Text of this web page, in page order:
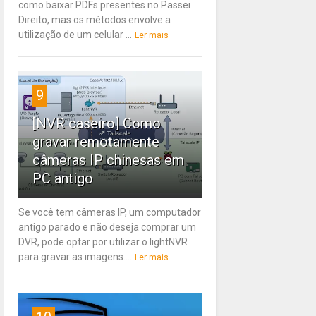
como baixar PDFs presentes no Passei
Direito, mas os métodos envolve a
utilização de um celular ...
Ler mais
9
[NVR caseiro] Como
gravar remotamente
câmeras IP chinesas em
PC antigo
Se você tem câmeras IP, um computador
antigo parado e não deseja comprar um
DVR, pode optar por utilizar o lightNVR
para gravar as imagens....
Ler mais